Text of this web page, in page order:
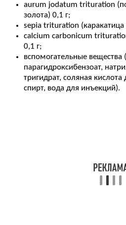
aurum jodatum trituration
золота) 0,1 г;
sepia trituration
calcium carbonicum
0,1 г;
вспомогательные вещества
парагидроксибензоат,
тригидрат, соляная
спирт, вода для инъекций).